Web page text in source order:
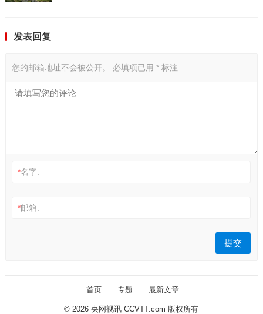
发表回复
您的邮箱地址不会被公开。 必填项已用 *标注
*名字:
*邮箱:
首页 专题 最新文章
© 2026央网视讯 CCVTT.com 版权所有